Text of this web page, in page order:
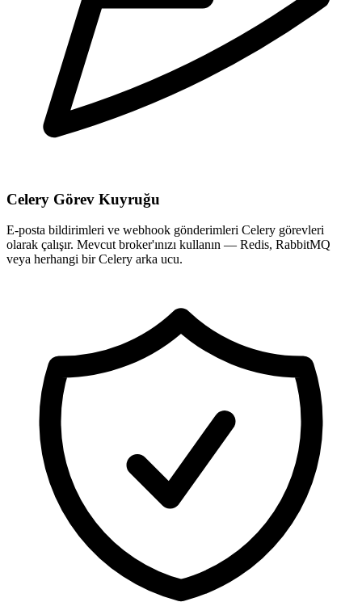
Celery Görev Kuyruğu
E-posta bildirimleri ve webhook gönderimleri Celery görevleri
olarak çalışır. Mevcut broker'ınızı kullanın — Redis, RabbitMQ
veya herhangi bir Celery arka ucu.